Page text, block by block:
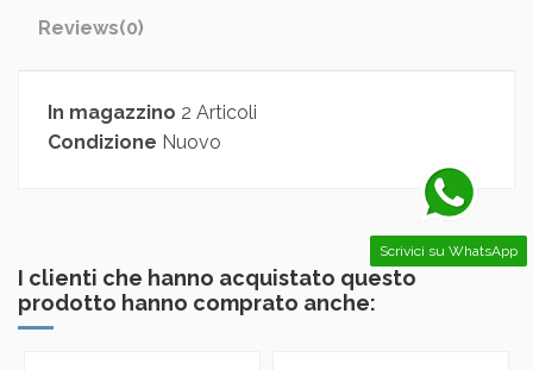
Reviews(0)
In magazzino 2 Articoli
Condizione Nuovo
I clienti che hanno acquistato questo
prodotto hanno comprato anche:
Scrivici su WhatsApp